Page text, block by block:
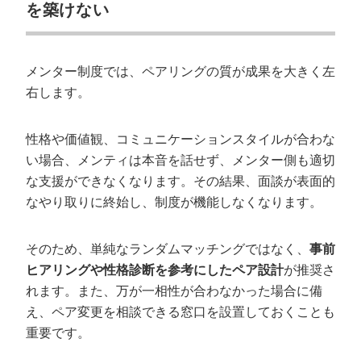
プロに無料相談をする
会社概要資料をダウンロー
StockSun株式会社 〒160-0023 東京都新宿区西新宿3丁目8番3号 新
都心丸善ビル7階
サイトマップ
プライバシーポリシー
を築けない
メンター制度では、ペアリングの質が成果を大きく左
右します。
性格や価値観、コミュニケーションスタイルが合わな
い場合、メンティは本音を話せず、メンター側も適切
な支援ができなくなります。その結果、面談が表面的
なやり取りに終始し、制度が機能しなくなります。
そのため、単純なランダムマッチングではなく、 事前
ヒアリングや性格診断を参考にしたペア設計が推奨さ
れます。また、万が一相性が合わなかった場合に備
え、ペア変更を相談できる窓口を設置しておくことも
重要です。